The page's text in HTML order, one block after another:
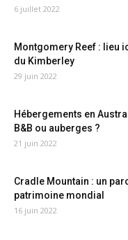
6 juillet 2022
Montgomery Reef : lieu
du Kimberley
29 juin 2022
Hébergements en
B&B ou auberges ?
21 juin 2022
Cradle Mountain : un
patrimoine mondial
16 juin 2022